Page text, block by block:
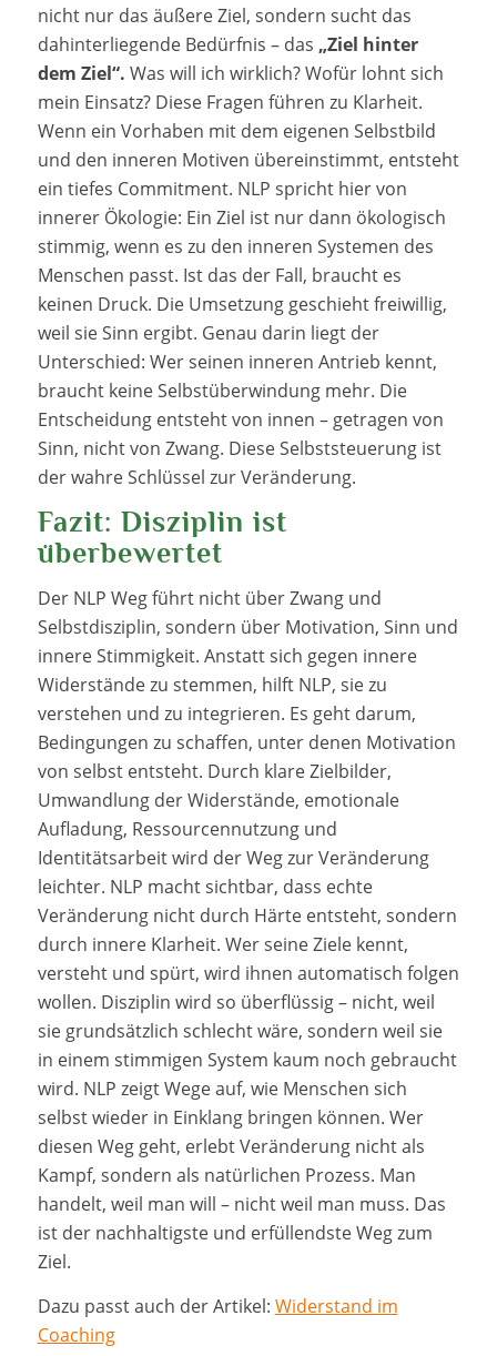
nicht nur das äußere Ziel, sondern sucht das
dahinterliegende Bedürfnis – das „Ziel hinter
dem Ziel“. Was will ich wirklich? Wofür lohnt sich
mein Einsatz? Diese Fragen führen zu Klarheit.
Wenn ein Vorhaben mit dem eigenen Selbstbild
und den inneren Motiven übereinstimmt, entsteht
ein tiefes Commitment. NLP spricht hier von
innerer Ökologie: Ein Ziel ist nur dann ökologisch
stimmig, wenn es zu den inneren Systemen des
Menschen passt. Ist das der Fall, braucht es
keinen Druck. Die Umsetzung geschieht freiwillig,
weil sie Sinn ergibt. Genau darin liegt der
Unterschied: Wer seinen inneren Antrieb kennt,
braucht keine Selbstüberwindung mehr. Die
Entscheidung entsteht von innen – getragen von
Sinn, nicht von Zwang. Diese Selbststeuerung ist
der wahre Schlüssel zur Veränderung.
Fazit: Disziplin ist
überbewertet
Der NLP Weg führt nicht über Zwang und
Selbstdisziplin, sondern über Motivation, Sinn und
innere Stimmigkeit. Anstatt sich gegen innere
Widerstände zu stemmen, hilft NLP, sie zu
verstehen und zu integrieren. Es geht darum,
Bedingungen zu schaffen, unter denen Motivation
von selbst entsteht. Durch klare Zielbilder,
Umwandlung der Widerstände, emotionale
Aufladung, Ressourcennutzung und
Identitätsarbeit wird der Weg zur Veränderung
leichter. NLP macht sichtbar, dass echte
Veränderung nicht durch Härte entsteht, sondern
durch innere Klarheit. Wer seine Ziele kennt,
versteht und spürt, wird ihnen automatisch folgen
wollen. Disziplin wird so überflüssig – nicht, weil
sie grundsätzlich schlecht wäre, sondern weil sie
in einem stimmigen System kaum noch gebraucht
wird. NLP zeigt Wege auf, wie Menschen sich
selbst wieder in Einklang bringen können. Wer
diesen Weg geht, erlebt Veränderung nicht als
Kampf, sondern als natürlichen Prozess. Man
handelt, weil man will – nicht weil man muss. Das
ist der nachhaltigste und erfüllendste Weg zum
Ziel.
Dazu passt auch der Artikel: Widerstand im
Coaching